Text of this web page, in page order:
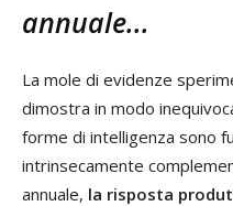
annuale...
La mole di evidenze
dimostra in modo
forme di intelligenza sono
intrinsecamente
annuale, la risposta